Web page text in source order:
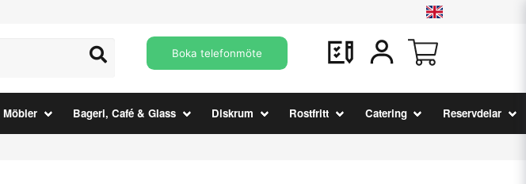
Boka telefonmöte
Möbler Bageri, Café & Glass Diskrum Rostfritt Catering Reservdelar